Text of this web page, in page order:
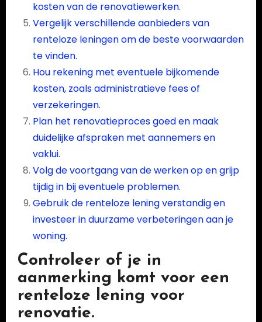
kosten van de renovatiewerken.
Vergelijk verschillende aanbieders van
renteloze leningen om de beste voorwaarden
te vinden.
Hou rekening met eventuele bijkomende
kosten, zoals administratieve fees of
verzekeringen.
Plan het renovatieproces goed en maak
duidelijke afspraken met aannemers en
vaklui.
Volg de voortgang van de werken op en grijp
tijdig in bij eventuele problemen.
Gebruik de renteloze lening verstandig en
investeer in duurzame verbeteringen aan je
woning.
Controleer of je in
aanmerking komt voor een
renteloze lening voor
renovatie.